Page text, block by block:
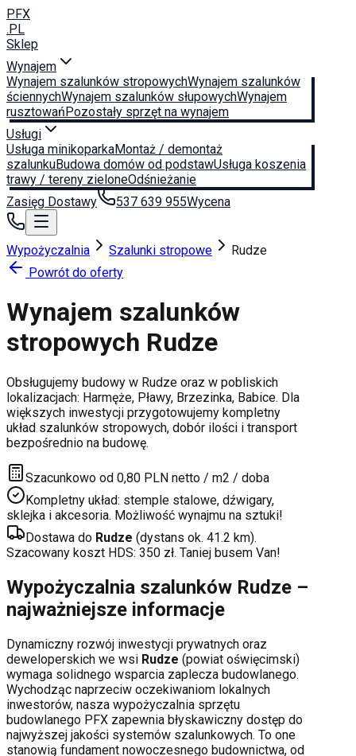
PFX
.PL
Sklep
Wynajem
Wynajem szalunków stropowychWynajem szalunków
ściennychWynajem szalunków słupowychWynajem
rusztowańPozostały sprzęt na wynajem
Usługi
Usługa minikoparkaMontaż / demontaż
szalunkuBudowa domów od podstawUsługa koszenia
trawy / tereny zieloneOdśnieżanie
Zasięg Dostawy
537 639 955Wycena
Wypożyczalnia Szalunki stropowe
Rudze
Powrót do oferty
Wynajem szalunków
stropowych Rudze
Obsługujemy budowy w Rudze oraz w pobliskich
lokalizacjach: Harmęże, Pławy, Brzezinka, Babice. Dla
większych inwestycji przygotowujemy kompletny
układ szalunków stropowych, dobór ilości i transport
bezpośrednio na budowę.
Szacunkowo od 0,80 PLN netto / m2 / doba
Kompletny układ: stemple stalowe, dźwigary,
sklejka i akcesoria. Możliwość wynajmu na sztuki!
Dostawa do Rudze (dystans ok. 41.2 km).
Szacowany koszt HDS: 350 zł. Taniej busem Van!
Wypożyczalnia szalunków Rudze –
najważniejsze informacje
Dynamiczny rozwój inwestycji prywatnych oraz
deweloperskich we wsi Rudze (powiat oświęcimski)
wymaga solidnego wsparcia zaplecza budowlanego.
Wychodząc naprzeciw oczekiwaniom lokalnych
inwestorów, nasza wypożyczalnia sprzętu
budowlanego PFX zapewnia błyskawiczny dostęp do
najwyższej jakości systemów szalunkowych. To one
stanowią fundament nowoczesnego budownictwa, od